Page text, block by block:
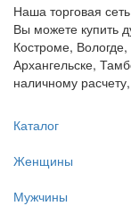
Наша торговая
Вы можете купить
Костроме,
Архангельске,
наличному
Каталог
Женщины
Мужчины